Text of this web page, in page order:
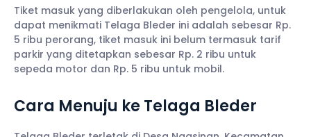
Tiket masuk yang diberlakukan oleh pengelola, untuk
dapat menikmati Telaga Bleder ini adalah sebesar Rp.
5 ribu perorang, tiket masuk ini belum termasuk tarif
parkir yang ditetapkan sebesar Rp. 2 ribu untuk
sepeda motor dan Rp. 5 ribu untuk mobil.
Cara Menuju ke Telaga Bleder